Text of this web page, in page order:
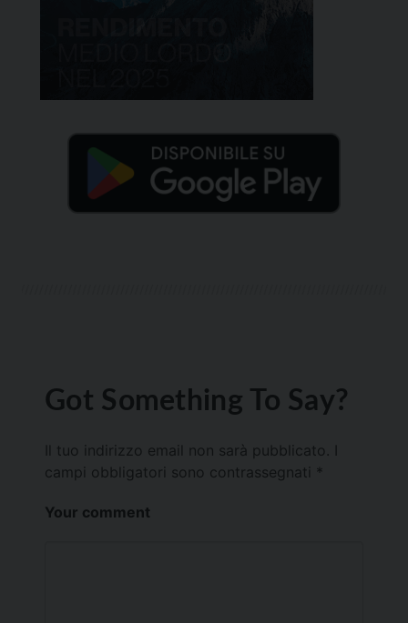
Got Something To Say?
Il tuo indirizzo email non sarà pubblicato.
campi obbligatori sono contrassegnati *
Your comment